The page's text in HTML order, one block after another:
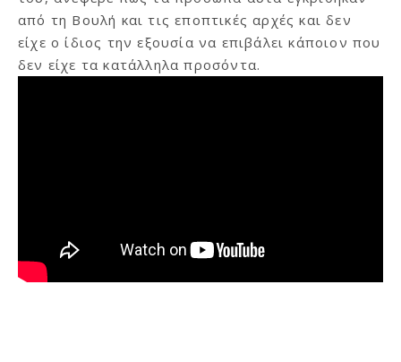
από τη Βουλή και τις εποπτικές αρχές και δεν
είχε ο ίδιος την εξουσία να επιβάλει κάποιον που
δεν είχε τα κατάλληλα προσόντα.